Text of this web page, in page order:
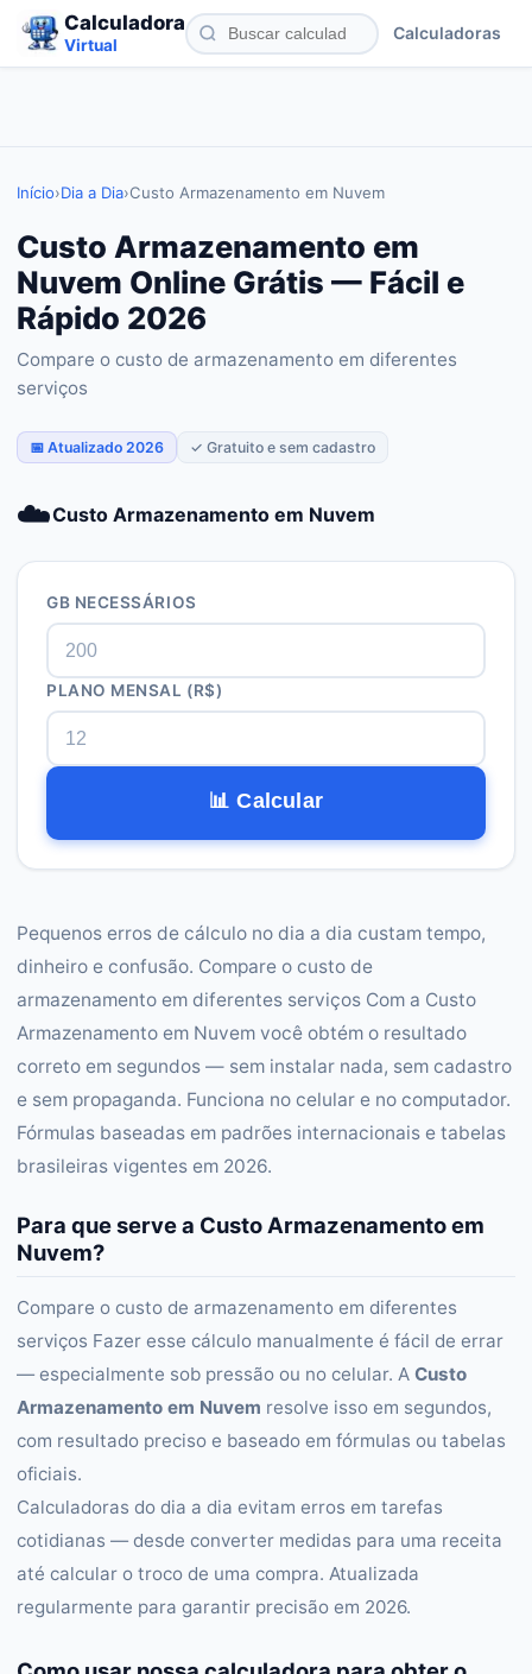
Calculadora
Virtual
Calculadoras
Início›Dia a Dia›Custo Armazenamento em Nuvem
Custo Armazenamento em
Nuvem Online Grátis — Fácil e
Rápido 2026
Compare o custo de armazenamento em diferentes
serviços
📅 Atualizado 2026 ✓ Gratuito e sem cadastro
☁️Custo Armazenamento em Nuvem
GB NECESSÁRIOS
PLANO MENSAL (R$)
📊 Calcular
Pequenos erros de cálculo no dia a dia custam tempo,
dinheiro e confusão. Compare o custo de
armazenamento em diferentes serviços Com a Custo
Armazenamento em Nuvem você obtém o resultado
correto em segundos — sem instalar nada, sem cadastro
e sem propaganda. Funciona no celular e no computador.
Fórmulas baseadas em padrões internacionais e tabelas
brasileiras vigentes em 2026.
Para que serve a Custo Armazenamento em
Nuvem?
Compare o custo de armazenamento em diferentes
serviços Fazer esse cálculo manualmente é fácil de errar
— especialmente sob pressão ou no celular. A Custo
Armazenamento em Nuvem resolve isso em segundos,
com resultado preciso e baseado em fórmulas ou tabelas
oficiais.
Calculadoras do dia a dia evitam erros em tarefas
cotidianas — desde converter medidas para uma receita
até calcular o troco de uma compra. Atualizada
regularmente para garantir precisão em 2026.